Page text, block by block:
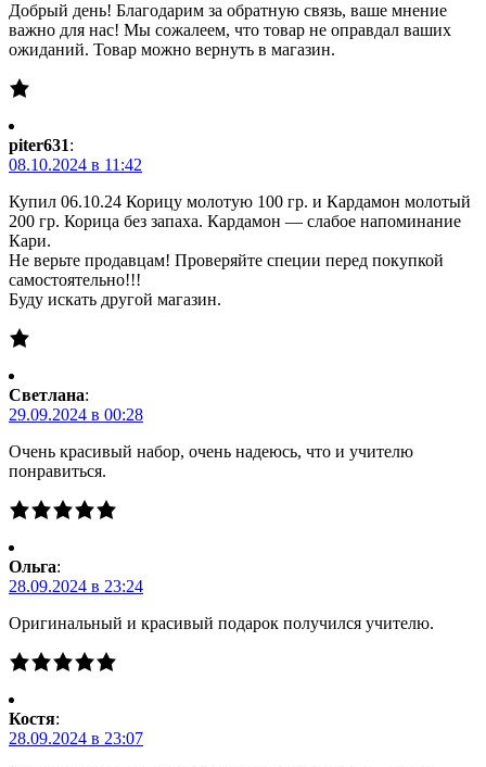
Добрый день! Благодарим за обратную связь, ваше мнение
важно для нас! Мы сожалеем, что товар не оправдал ваших
ожиданий. Товар можно вернуть в магазин.
piter631:
08.10.2024 в 11:42
Купил 06.10.24 Корицу молотую 100 гр. и Кардамон молотый
200 гр. Корица без запаха. Кардамон — слабое напоминание
Кари.
Не верьте продавцам! Проверяйте специи перед покупкой
самостоятельно!!!
Буду искать другой магазин.
Светлана:
29.09.2024 в 00:28
Очень красивый набор, очень надеюсь, что и учителю
понравиться.
Ольга:
28.09.2024 в 23:24
Оригинальный и красивый подарок получился учителю.
Костя:
28.09.2024 в 23:07